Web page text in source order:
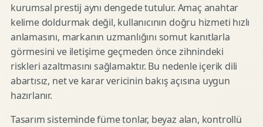
kurumsal prestij aynı dengede tutulur. Amaç anahtar
kelime doldurmak değil, kullanıcının doğru hizmeti hızlı
anlamasını, markanın uzmanlığını somut kanıtlarla
görmesini ve iletişime geçmeden önce zihnindeki
riskleri azaltmasını sağlamaktır. Bu nedenle içerik dili
abartısız, net ve karar vericinin bakış açısına uygun
hazırlanır.
Tasarım sisteminde füme tonlar, beyaz alan, kontrollü